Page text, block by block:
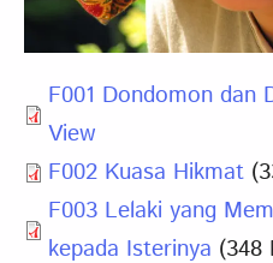
F001 Dondomon dan
View
F002 Kuasa Hikmat
F003 Lelaki yang
kepada Isterinya (348